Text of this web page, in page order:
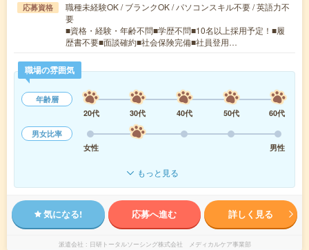
応募資格
職種未経験OK / ブランクOK / パソコンスキル不要 / 英語力不
要
■資格・経験・年齢不問■学歴不問■10名以上採用予定！■履
歴書不要■面談確約■社会保険完備■社員登用…
職場の雰囲気
年齢層
20代
30代 40代 50代
60代
男女比率
女性
男性
もっと見る
気になる! 応募へ進む 詳しく見る
派遣会社 日研トータルソーシング株式会社 メディカルケア事業部